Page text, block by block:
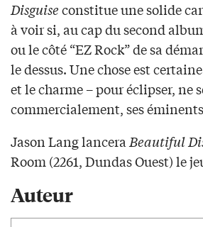
Disguiseconstitue une solide
à voir si, au cap du second
ou le côté “EZ Rock” de sa
le dessus. Une chose est
et le charme – pour éclipser, ne
commercialement, ses
Jason Lang lancera Beautiful
Room (2261, Dundas Ouest) le
Auteur